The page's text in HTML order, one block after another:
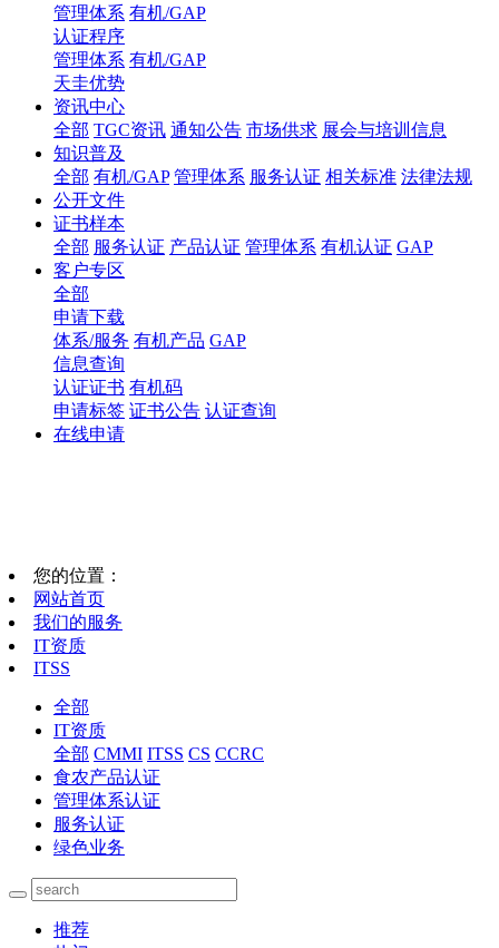
管理体系 有机/GAP
认证程序
管理体系 有机/GAP
天圭优势
资讯中心
全部 TGC资讯 通知公告 市场供求 展会与培训信息
知识普及
全部 有机/GAP 管理体系 服务认证 相关标准 法律法规
公开文件
证书样本
全部 服务认证 产品认证 管理体系 有机认证 GAP
客户专区
全部
申请下载
体系/服务 有机产品 GAP
信息查询
认证证书 有机码
申请标签 证书公告 认证查询
在线申请
您的位置：
网站首页
我们的服务
IT资质
ITSS
全部
IT资质
全部 CMMI ITSS CS CCRC
食农产品认证
管理体系认证
服务认证
绿色业务
推荐